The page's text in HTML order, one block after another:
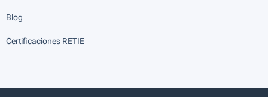
Blog
Certificaciones RETIE